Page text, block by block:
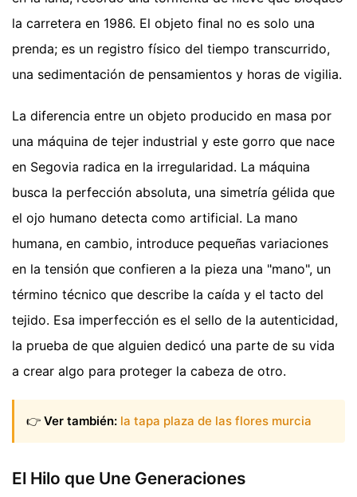
la carretera en 1986. El objeto final no es solo una
prenda; es un registro físico del tiempo transcurrido,
una sedimentación de pensamientos y horas de vigilia.
La diferencia entre un objeto producido en masa por
una máquina de tejer industrial y este gorro que nace
en Segovia radica en la irregularidad. La máquina
busca la perfección absoluta, una simetría gélida que
el ojo humano detecta como artificial. La mano
humana, en cambio, introduce pequeñas variaciones
en la tensión que confieren a la pieza una "mano", un
término técnico que describe la caída y el tacto del
tejido. Esa imperfección es el sello de la autenticidad,
la prueba de que alguien dedicó una parte de su vida
a crear algo para proteger la cabeza de otro.
👉 Ver también: la tapa plaza de las flores murcia
El Hilo que Une Generaciones